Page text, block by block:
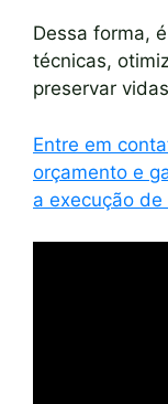
Dessa forma,
técnicas,
preservar
Entre em
orçamento e
a execução